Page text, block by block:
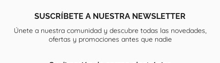
SUSCRÍBETE A NUESTRA NEWSLETTER
Únete a nuestra comunidad y descubre todas las novedades,
ofertas y promociones antes que nadie